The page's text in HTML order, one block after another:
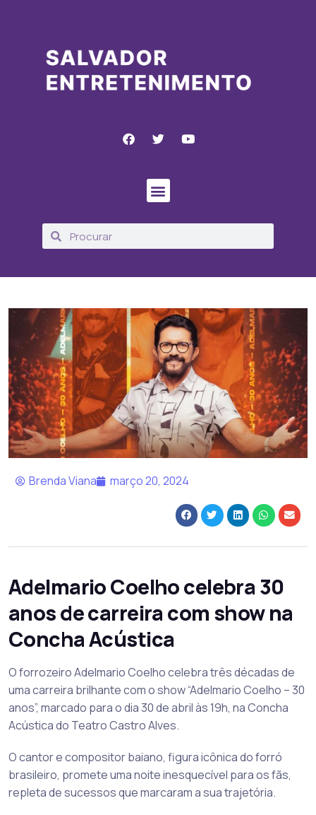
Brenda Viana março 20, 2024
Adelmario Coelho celebra 30
anos de carreira com show na
Concha Acústica
O forrozeiro Adelmario Coelho celebra três décadas de
uma carreira brilhante com o show “Adelmario Coelho – 30
anos”, marcado para o dia 30 de abril às 19h, na Concha
Acústica do Teatro Castro Alves.
O cantor e compositor baiano, figura icônica do forró
brasileiro, promete uma noite inesquecível para os fãs,
repleta de sucessos que marcaram a sua trajetória.